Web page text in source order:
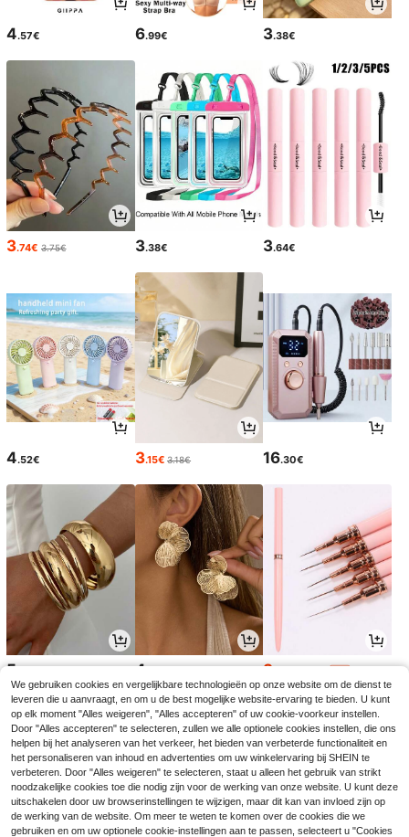
4.57€ 6.99€ 3.38€
3.74€ 3.75€ 3.38€ 3.64€
4.52€ 3.15€ 3.18€ 16.30€
5 4 3
We gebruiken cookies en vergelijkbare technologieën op onze website om de dienst te
leveren die u aanvraagt, en om u de best mogelijke website-ervaring te bieden. U kunt
op elk moment "Alles weigeren", "Alles accepteren" of uw cookie-voorkeur instellen.
Door "Alles accepteren" te selecteren, zullen we alle optionele cookies instellen, die ons
helpen bij het analyseren van het verkeer, het bieden van verbeterde functionaliteit en
het personaliseren van inhoud en advertenties om uw winkelervaring bij SHEIN te
verbeteren. Door "Alles weigeren" te selecteren, staat u alleen het gebruik van strikt
noodzakelijke cookies toe die nodig zijn voor de werking van onze website. U kunt deze
uitschakelen door uw browserinstellingen te wijzigen, maar dit kan van invloed zijn op
de werking van de website. Om meer te weten te komen over de cookies die we
gebruiken en om uw optionele cookie-instellingen aan te passen, selecteert u "Cookies